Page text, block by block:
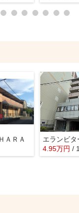
ＡＲＡ
エランビタ
4.95万円 /